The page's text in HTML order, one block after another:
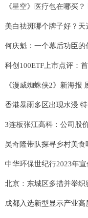
《星空》医疗包在哪买
美白祛斑哪个牌子好？天
何庆魁：一个幕后功臣的
《漫威蜘蛛侠2》新海报
香港暴雨多区出现水浸
北京：东城区多措并举织
成都入选新型显示产业